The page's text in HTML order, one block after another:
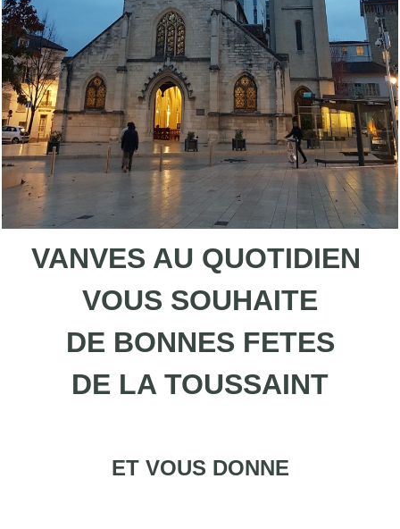
VANVES AU QUOTIDIEN
VOUS SOUHAITE
DE BONNES FETES
DE LA TOUSSAINT
ET VOUS DONNE